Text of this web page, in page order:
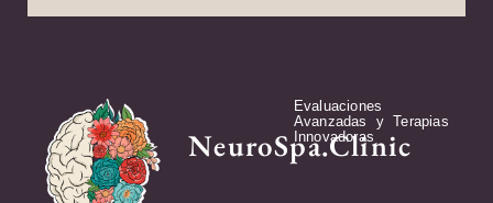
NeuroSpa.Clinic
Evaluaciones
Avanzadas y Terapias
Innovadoras